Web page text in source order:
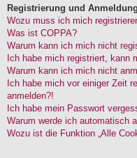
Registrierung und Anmeldung
Wozu muss ich mich
Was ist COPPA?
Warum kann ich mich nicht
Ich habe mich registriert, kann
Warum kann ich mich nicht
Ich habe mich vor einiger Zeit
anmelden?!
Ich habe mein Passwort
Warum werde ich automatisch
Wozu ist die Funktion „Alle